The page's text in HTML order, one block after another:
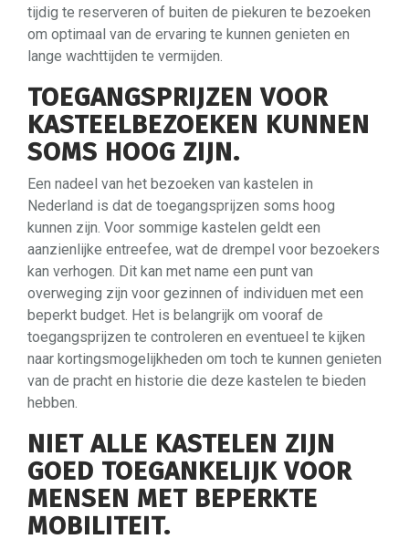
tijdig te reserveren of buiten de piekuren te bezoeken
om optimaal van de ervaring te kunnen genieten en
lange wachttijden te vermijden.
TOEGANGSPRIJZEN VOOR
KASTEELBEZOEKEN KUNNEN
SOMS HOOG ZIJN.
Een nadeel van het bezoeken van kastelen in
Nederland is dat de toegangsprijzen soms hoog
kunnen zijn. Voor sommige kastelen geldt een
aanzienlijke entreefee, wat de drempel voor bezoekers
kan verhogen. Dit kan met name een punt van
overweging zijn voor gezinnen of individuen met een
beperkt budget. Het is belangrijk om vooraf de
toegangsprijzen te controleren en eventueel te kijken
naar kortingsmogelijkheden om toch te kunnen genieten
van de pracht en historie die deze kastelen te bieden
hebben.
NIET ALLE KASTELEN ZIJN
GOED TOEGANKELIJK VOOR
MENSEN MET BEPERKTE
MOBILITEIT.